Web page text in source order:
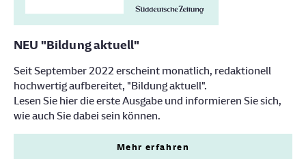
NEU "Bildung aktuell"
Seit September 2022 erscheint monatlich, redaktionell
hochwertig aufbereitet, "Bildung aktuell".
Lesen Sie hier die erste Ausgabe und informieren Sie sich,
wie auch Sie dabei sein können.
Mehr erfahren